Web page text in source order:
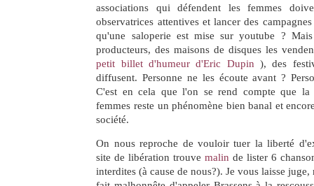
associations qui défendent les femmes
observatrices attentives et lancer des
qu'une saloperie est mise sur youtube ?
producteurs, des maisons de disques les
petit billet d'humeur d'Eric Dupin ), des
diffusent. Personne ne les écoute avant ?
C'est en cela que l'on se rend compte que la
femmes reste un phénomène bien banal et
société.
On nous reproche de vouloir tuer la liberté
site de libération trouvemalin de lister 6
interdites (à cause de nous?). Je vous laisse